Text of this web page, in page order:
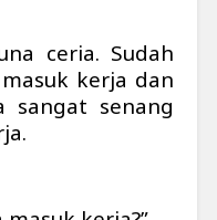
ceria. Sudah
kerja dan
sangat senang